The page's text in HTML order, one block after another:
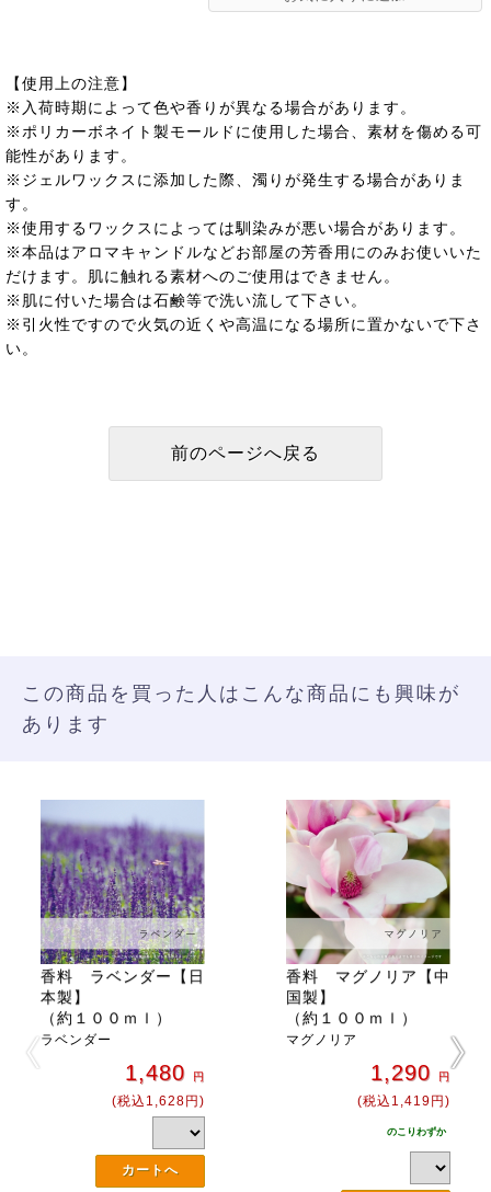
【使用上の注意】
※入荷時期によって色や香りが異なる場合があります。
※ポリカーボネイト製モールドに使用した場合、素材を傷める可
能性があります。
※ジェルワックスに添加した際、濁りが発生する場合がありま
す。
※使用するワックスによっては馴染みが悪い場合があります。
※本品はアロマキャンドルなどお部屋の芳香用にのみお使いいた
だけます。肌に触れる素材へのご使用はできません。
※肌に付いた場合は石鹸等で洗い流して下さい。
※引火性ですので火気の近くや高温になる場所に置かないで下さ
い。
この商品を買った人はこんな商品にも興味が
あります
香料 ラベンダー【日
本製】
（約１００ｍｌ）
ラベンダー
1,480 円
(税込1,628円)
香料 マグノリア【中
国製】
（約１００ｍｌ）
マグノリア
1,290 円
(税込1,419円)
のこりわずか